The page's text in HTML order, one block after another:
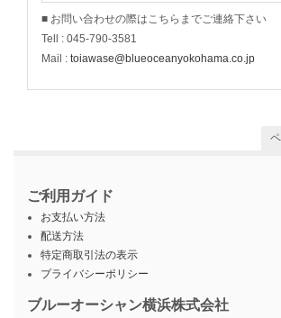
■ お問い合わせの際はこちらまでご連絡下さい
Tell : 045-790-3581
Mail : toiawase@blueoceanyokohama.co.jp
ご利用ガイド
お支払い方法
配送方法
特定商取引法の表示
プライバシーポリシー
ブルーオーシャン横浜株式会社